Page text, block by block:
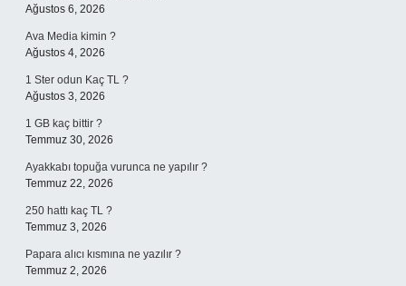
Ağustos 6, 2026
Ava Media kimin ?
Ağustos 4, 2026
1 Ster odun Kaç TL ?
Ağustos 3, 2026
1 GB kaç bittir ?
Temmuz 30, 2026
Ayakkabı topuğa vurunca ne yapılır ?
Temmuz 22, 2026
250 hattı kaç TL ?
Temmuz 3, 2026
Papara alıcı kısmına ne yazılır ?
Temmuz 2, 2026